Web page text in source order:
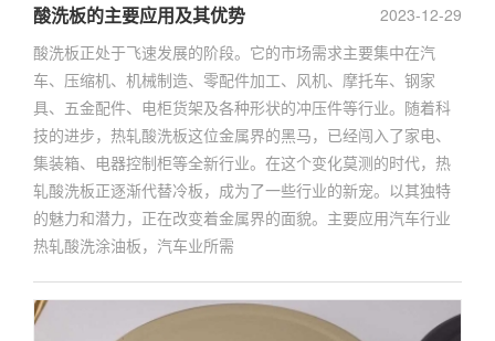
2023-12-29
酸洗板的主要应用及其优势
酸洗板正处于飞速发展的阶段。它的市场需求主要集中在汽
车、压缩机、机械制造、零配件加工、风机、摩托车、钢家
具、五金配件、电柜货架及各种形状的冲压件等行业。随着科
技的进步，热轧酸洗板这位金属界的黑马，已经闯入了家电、
集装箱、电器控制柜等全新行业。在这个变化莫测的时代，热
轧酸洗板正逐渐代替冷板，成为了一些行业的新宠。以其独特
的魅力和潜力，正在改变着金属界的面貌。主要应用汽车行业
热轧酸洗涂油板，汽车业所需